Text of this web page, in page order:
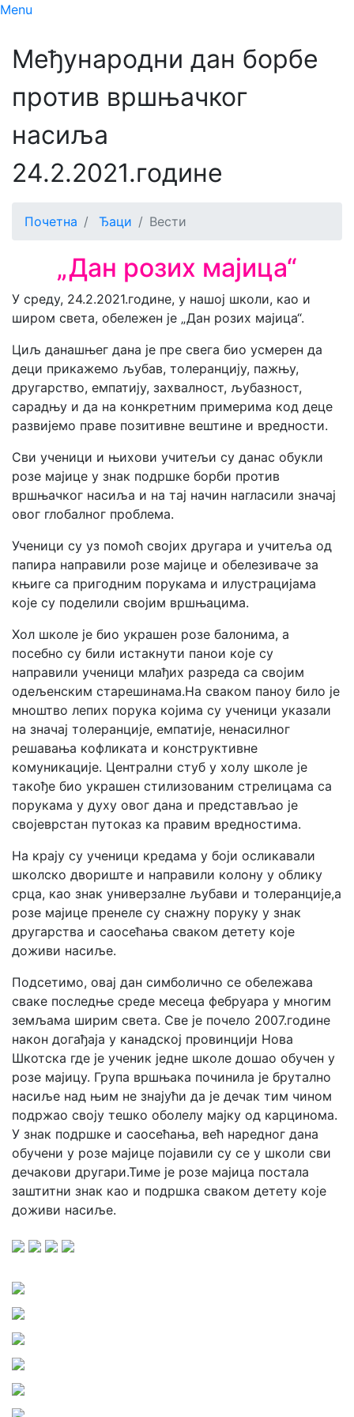
Menu
Међународни дан борбе
против вршњачког
насиља
24.2.2021.године
Почетна Ђаци Вести
„Дан розих мајица“
У среду, 24.2.2021.године, у нашој школи, као и
широм света, обележен је „Дан розих мајица“.
Циљ данашњег дана је пре свега био усмерен да
деци прикажемо љубав, толеранцију, пажњу,
другарство, емпатију, захвалност, љубазност,
сарадњу и да на конкретним примерима код деце
развијемо праве позитивне вештине и вредности.
Сви ученици и њихови учитељи су данас обукли
розе мајице у знак подршке борби против
вршњачког насиља и на тај начин нагласили значај
овог глобалног проблема.
Ученици су уз помоћ својих другара и учитеља од
папира направили розе мајице и обелезиваче за
књиге са пригодним порукама и илустрацијама
које су поделили својим вршњацима.
Хол школе је био украшен розе балонима, а
посебно су били истакнути панои које су
направили ученици млађих разреда са својим
одељенским старешинама.На сваком паноу било је
мноштво лепих порука којима су ученици указали
на значај толеранције, емпатије, ненасилног
решавања кофликата и конструктивне
комуникације. Централни стуб у холу школе је
такође био украшен стилизованим стрелицама са
порукама у духу овог дана и представљао је
својеврстан путоказ ка правим вредностима.
На крају су ученици кредама у боји осликавали
школско двориште и направили колону у облику
срца, као знак универзалне љубави и толеранције,а
розе мајице пренеле су снажну поруку у знак
другарства и саосећања сваком детету које
доживи насиље.
Подсетимо, овај дан симболично се обележава
сваке последње среде месеца фебруара у многим
земљама ширим света. Све је почело 2007.године
након догађаја у канадској провинцији Нова
Шкотска где је ученик једне школе дошао обучен у
розе мајицу. Група вршњака починила је брутално
насиље над њим не знајући да је дечак тим чином
подржао своју тешко оболелу мајку од карцинома.
У знак подршке и саосећања, већ наредног дана
обучени у розе мајице појавили су се у школи сви
дечакови другари.Тиме је розе мајица постала
заштитни знак као и подршка сваком детету које
доживи насиље.